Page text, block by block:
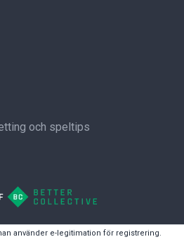
och speltips
använder e-legitimation för registrering.